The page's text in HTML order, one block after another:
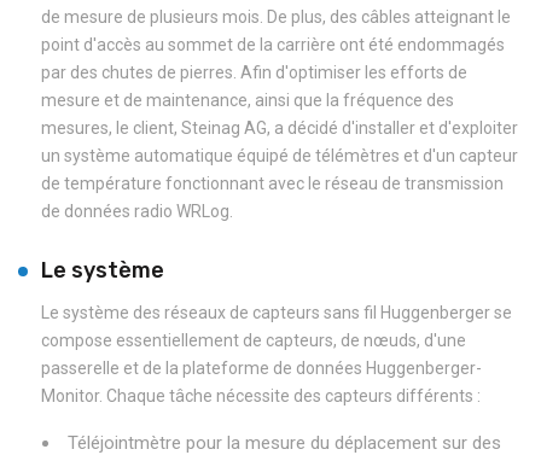
de mesure de plusieurs mois. De plus, des câbles atteignant le
point d'accès au sommet de la carrière ont été endommagés
par des chutes de pierres. Afin d'optimiser les efforts de
mesure et de maintenance, ainsi que la fréquence des
mesures, le client, Steinag AG, a décidé d'installer et d'exploiter
un système automatique équipé de télémètres et d'un capteur
de température fonctionnant avec le réseau de transmission
de données radio WRLog.
Le système
Le système des réseaux de capteurs sans fil Huggenberger se
compose essentiellement de capteurs, de nœuds, d'une
passerelle et de la plateforme de données Huggenberger-
Monitor. Chaque tâche nécessite des capteurs différents :
Téléjointmètre pour la mesure du déplacement sur des